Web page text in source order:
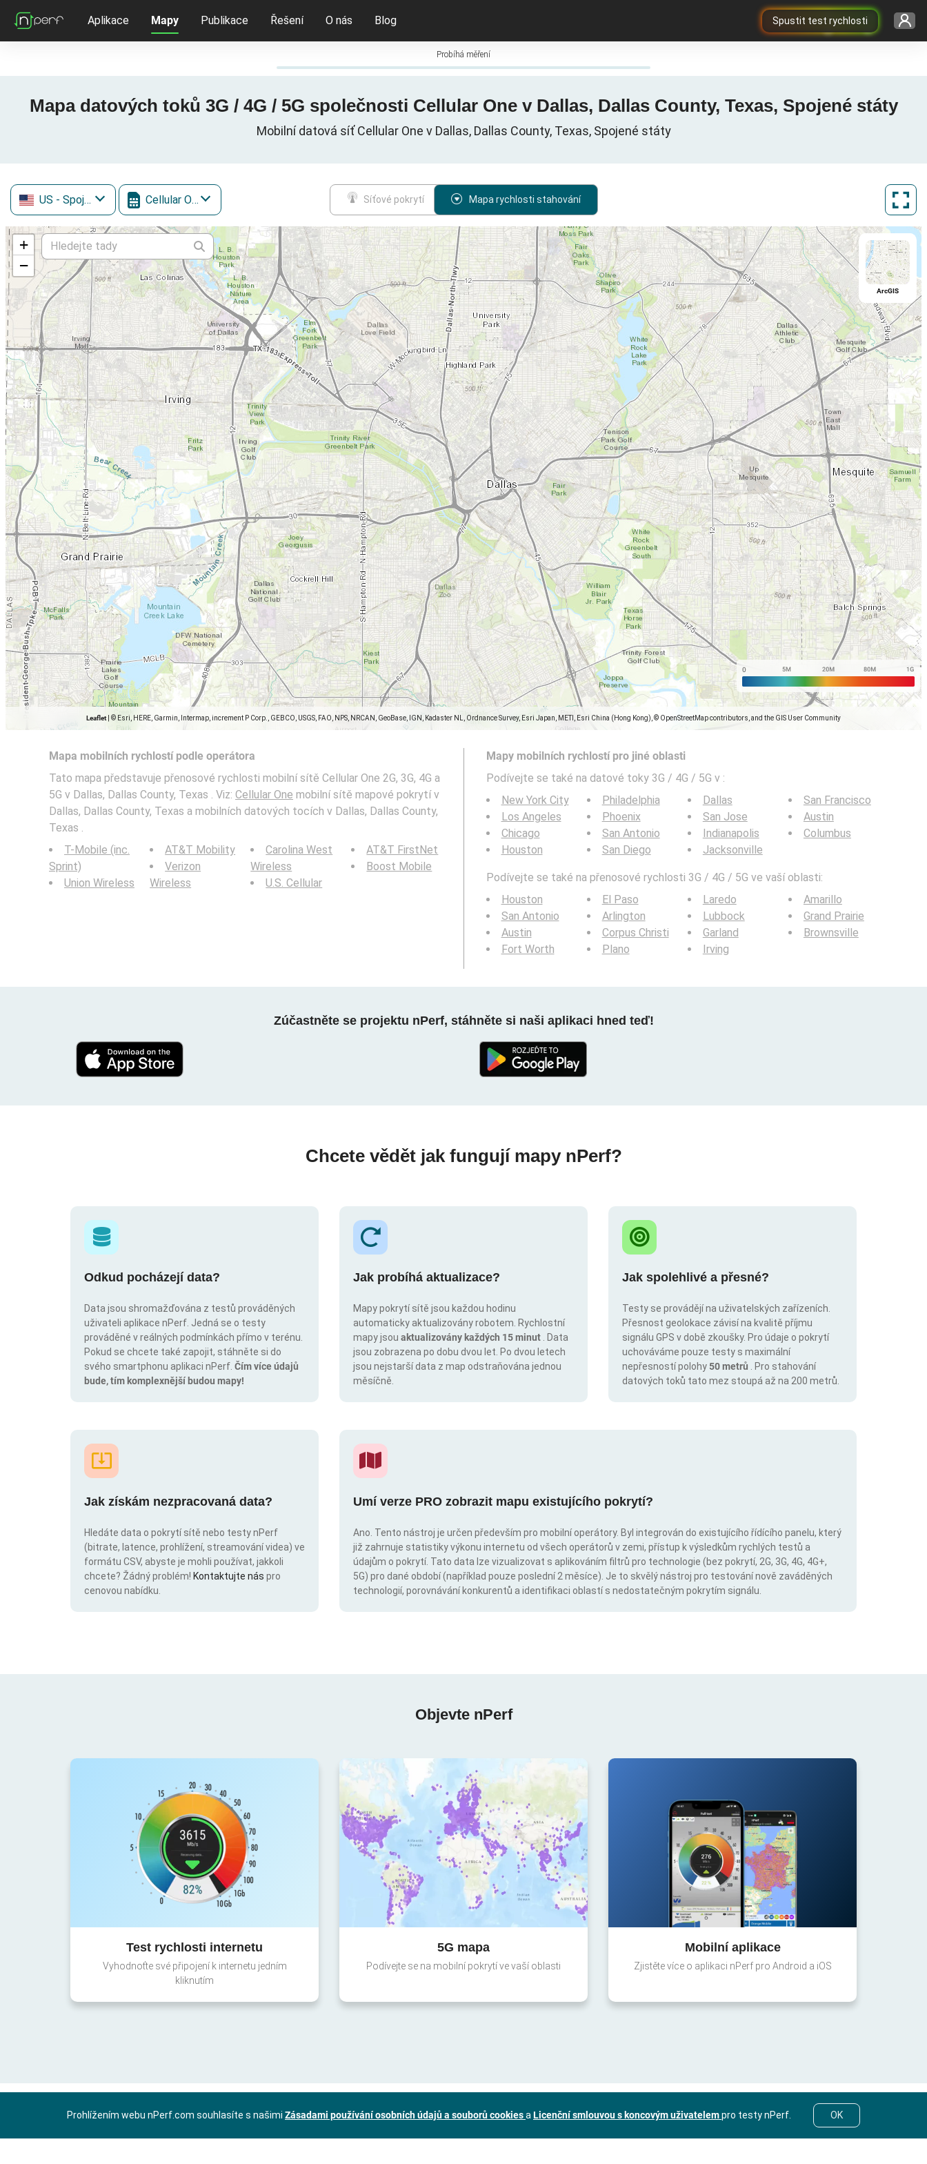
Spustit test rychlosti
Aplikace Mapy Publikace Řešení O nás Blog
Probíhá měření
Mapa datových toků 3G / 4G / 5G společnosti Cellular One v Dallas, Dallas County, Texas, Spojené státy
Mobilní datová síť Cellular One v Dallas, Dallas County, Texas, Spojené státy
US - Spojené státy Cellular One Síťové pokrytí Mapa rychlosti stahování
+
−
Leaflet © Esri, HERE, Garmin, Intermap, increment P Corp., GEBCO, USGS, FAO, NPS, NRCAN, GeoBase, IGN, Kadaster NL, Ordnance Survey, Esri Japan, METI, Esri China (Hong Kong), © OpenStreetMap contributors, and the GIS User Community
ArcGIS
Mapa mobilních rychlostí podle operátora
Tato mapa představuje přenosové rychlosti mobilní sítě Cellular One 2G, 3G, 4G a
5G v Dallas, Dallas County, Texas . Viz: Cellular One mobilní sítě mapové pokrytí v
Dallas, Dallas County, Texas a mobilních datových tocích v Dallas, Dallas County,
Texas .
T-Mobile (inc.
Sprint)
Union Wireless
AT&T Mobility
Verizon
Wireless
Carolina West
Wireless
U.S. Cellular
AT&T FirstNet
Boost Mobile
Mapy mobilních rychlostí pro jiné oblasti
Podívejte se také na datové toky 3G / 4G / 5G v :
New York City
Los Angeles
Chicago
Houston
Philadelphia
Phoenix
San Antonio
San Diego
Dallas
San Jose
Indianapolis
Jacksonville
San Francisco
Austin
Columbus
Podívejte se také na přenosové rychlosti 3G / 4G / 5G ve vaší oblasti:
Houston
San Antonio
Austin
Fort Worth
El Paso
Arlington
Corpus Christi
Plano
Laredo
Lubbock
Garland
Irving
Amarillo
Grand Prairie
Brownsville
Zúčastněte se projektu nPerf, stáhněte si naši aplikaci hned teď!
Chcete vědět jak fungují mapy nPerf?
Odkud pocházejí data?
Data jsou shromažďována z testů prováděných
uživateli aplikace nPerf. Jedná se o testy
prováděné v reálných podmínkách přímo v terénu.
Pokud se chcete také zapojit, stáhněte si do
svého smartphonu aplikaci nPerf. Čím více údajů
bude, tím komplexnější budou mapy!
Jak probíhá aktualizace?
Mapy pokrytí sítě jsou každou hodinu
automaticky aktualizovány robotem. Rychlostní
mapy jsou aktualizovány každých 15 minut
. Data
jsou zobrazena po dobu dvou let. Po dvou letech
jsou nejstarší data z map odstraňována jednou
měsíčně.
Jak spolehlivé a přesné?
Testy se provádějí na uživatelských zařízeních.
Přesnost geolokace závisí na kvalitě příjmu
signálu GPS v době zkoušky. Pro údaje o pokrytí
uchováváme pouze testy s maximální
nepřesností polohy50 metrů
. Pro stahování
datových toků tato mez stoupá až na 200 metrů.
Jak získám nezpracovaná data?
Hledáte data o pokrytí sítě nebo testy nPerf
(bitrate, latence, prohlížení, streamování videa) ve
formátu CSV, abyste je mohli používat, jakkoli
chcete? Žádný problém! Kontaktujte nás pro
cenovou nabídku.
Umí verze PRO zobrazit mapu existujícího pokrytí?
Ano. Tento nástroj je určen především pro mobilní operátory. Byl integrován do existujícího řídícího panelu, který
již zahrnuje statistiky výkonu internetu od všech operátorů v zemi, přístup k výsledkům rychlých testů a
údajům o pokrytí. Tato data lze vizualizovat s aplikováním filtrů pro technologie (bez pokrytí, 2G, 3G, 4G, 4G+,
5G) pro dané období (například pouze poslední 2 měsíce). Je to skvělý nástroj pro testování nově zaváděných
technologií, porovnávání konkurentů a identifikaci oblastí s nedostatečným pokrytím signálu.
Objevte nPerf
Test rychlosti internetu
Vyhodnoťte své připojení k internetu jedním
kliknutím
5G mapa
Podívejte se na mobilní pokrytí ve vaší oblasti
Mobilní aplikace
Zjistěte více o aplikaci nPerf pro Android a iOS
Prohlížením webu nPerf.com souhlasíte s našimi Zásadami používání osobních údajů a souborů cookiesa Licenční smlouvou s koncovým uživatelempro testy nPerf. OK